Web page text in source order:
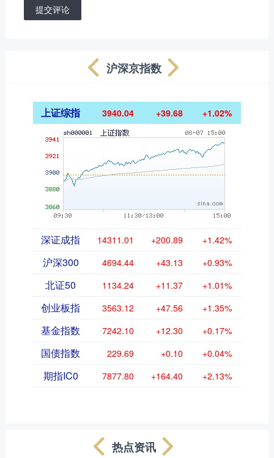
提交评论
沪深京指数
上证综指 3940.04 +39.68 +1.02%
深证成指 14311.01 +200.89 +1.42%
沪深300 4694.44 +43.13 +0.93%
北证50 1134.24 +11.37 +1.01%
创业板指 3563.12 +47.56 +1.35%
基金指数 7242.10 +12.30 +0.17%
国债指数 229.69 +0.10 +0.04%
期指IC0 7877.80 +164.40 +2.13%
热点资讯